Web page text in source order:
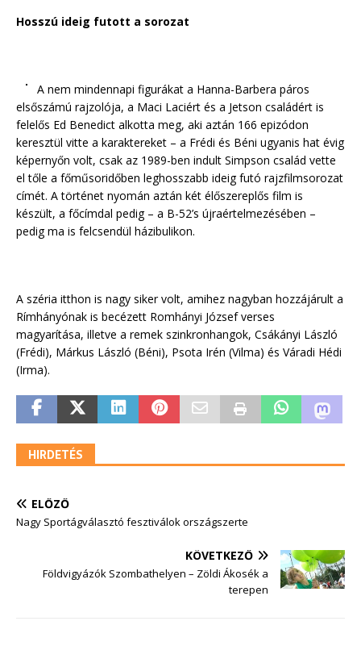
Hosszú ideig futott a sorozat
A nem mindennapi figurákat a Hanna-Barbera páros
elsőszámú rajzolója, a Maci Laciért és a Jetson családért is
felelős Ed Benedict alkotta meg, aki aztán 166 epizódon
keresztül vitte a karaktereket – a Frédi és Béni ugyanis hat évig
képernyőn volt, csak az 1989-ben indult Simpson család vette
el tőle a főműsoridőben leghosszabb ideig futó rajzfilmsorozat
címét. A történet nyomán aztán két élőszereplős film is
készült, a főcímdal pedig – a B-52’s újraértelmezésében –
pedig ma is felcsendül házibulikon.
A széria itthon is nagy siker volt, amihez nagyban hozzájárult a
Rímhányónak is becézett Romhányi József verses
magyarítása, illetve a remek szinkronhangok, Csákányi László
(Frédi), Márkus László (Béni), Psota Irén (Vilma) és Váradi Hédi
(Irma).
HIRDETÉS
ELŐZŐ
Nagy Sportágválasztó fesztiválok országszerte
KÖVETKEZŐ
Földvigyázók Szombathelyen – Zöldi Ákosék a
terepen